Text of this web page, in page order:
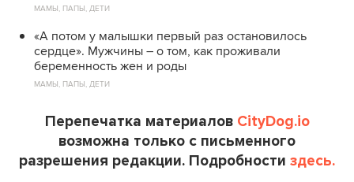
МАМЫ, ПАПЫ, ДЕТИ
«А потом у малышки первый раз остановилось
сердце». Мужчины – о том, как проживали
беременность жен и роды
МАМЫ, ПАПЫ, ДЕТИ
Перепечатка материалов CityDog.io
возможна только с письменного
разрешения редакции. Подробности здесь.